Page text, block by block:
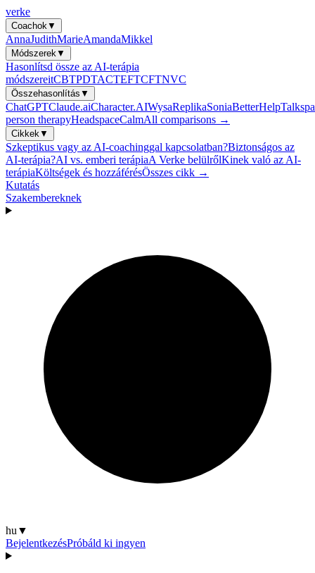
verke
Coachok▼
AnnaJudithMarieAmandaMikkel
Módszerek▼
Hasonlítsd össze az AI-terápia
módszereitCBTPDTACTEFTCFTNVC
Összehasonlítás ▼
ChatGPTClaude.aiCharacter.AIWysaReplikaSoniaBetterHelp
person therapyHeadspaceCalmAll comparisons →
Cikkek▼
Szkeptikus vagy az AI-coachinggal kapcsolatban?Biztonságos az
AI-terápia?AI vs. emberi terápiaA Verke belülrőlKinek való az AI-
terápiaKöltségek és hozzáférésÖsszes cikk →
Kutatás
Szakembereknek
hu ▼
BejelentkezésPróbáld ki ingyen